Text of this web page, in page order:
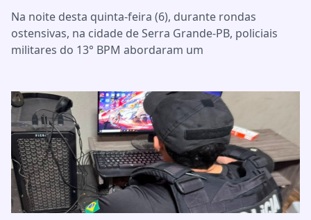
Na noite desta quinta-feira (6), durante rondas
ostensivas, na cidade de Serra Grande-PB, policiais
militares do 13° BPM abordaram um